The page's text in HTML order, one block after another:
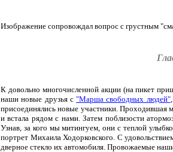
Изображение сопровождал вопрос с грустным
К довольно многочисленной акции (на пикет
наши новые друзья с"Марша свободных людей"
присоединялись новые участники. Проходившая
и встала рядом с нами. Затем поблизости
Узнав, за кого мы митингуем, они с теплой
портрет Михаила Ходорковского. С
дверное стекло их автомобиля. Провожаемые